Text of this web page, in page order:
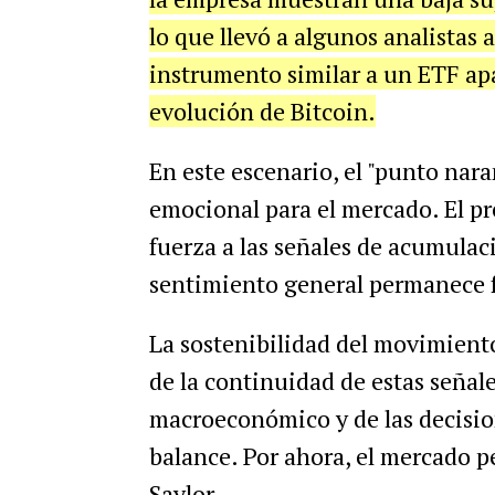
lo que llevó a algunos analistas
instrumento similar a un ETF
evolución de Bitcoin.
En este escenario, el "punto
emocional para el mercado. El
fuerza a las señales de
sentimiento general
La sostenibilidad del
de la continuidad de estas
macroeconómico y de las
balance. Por ahora, el mercado